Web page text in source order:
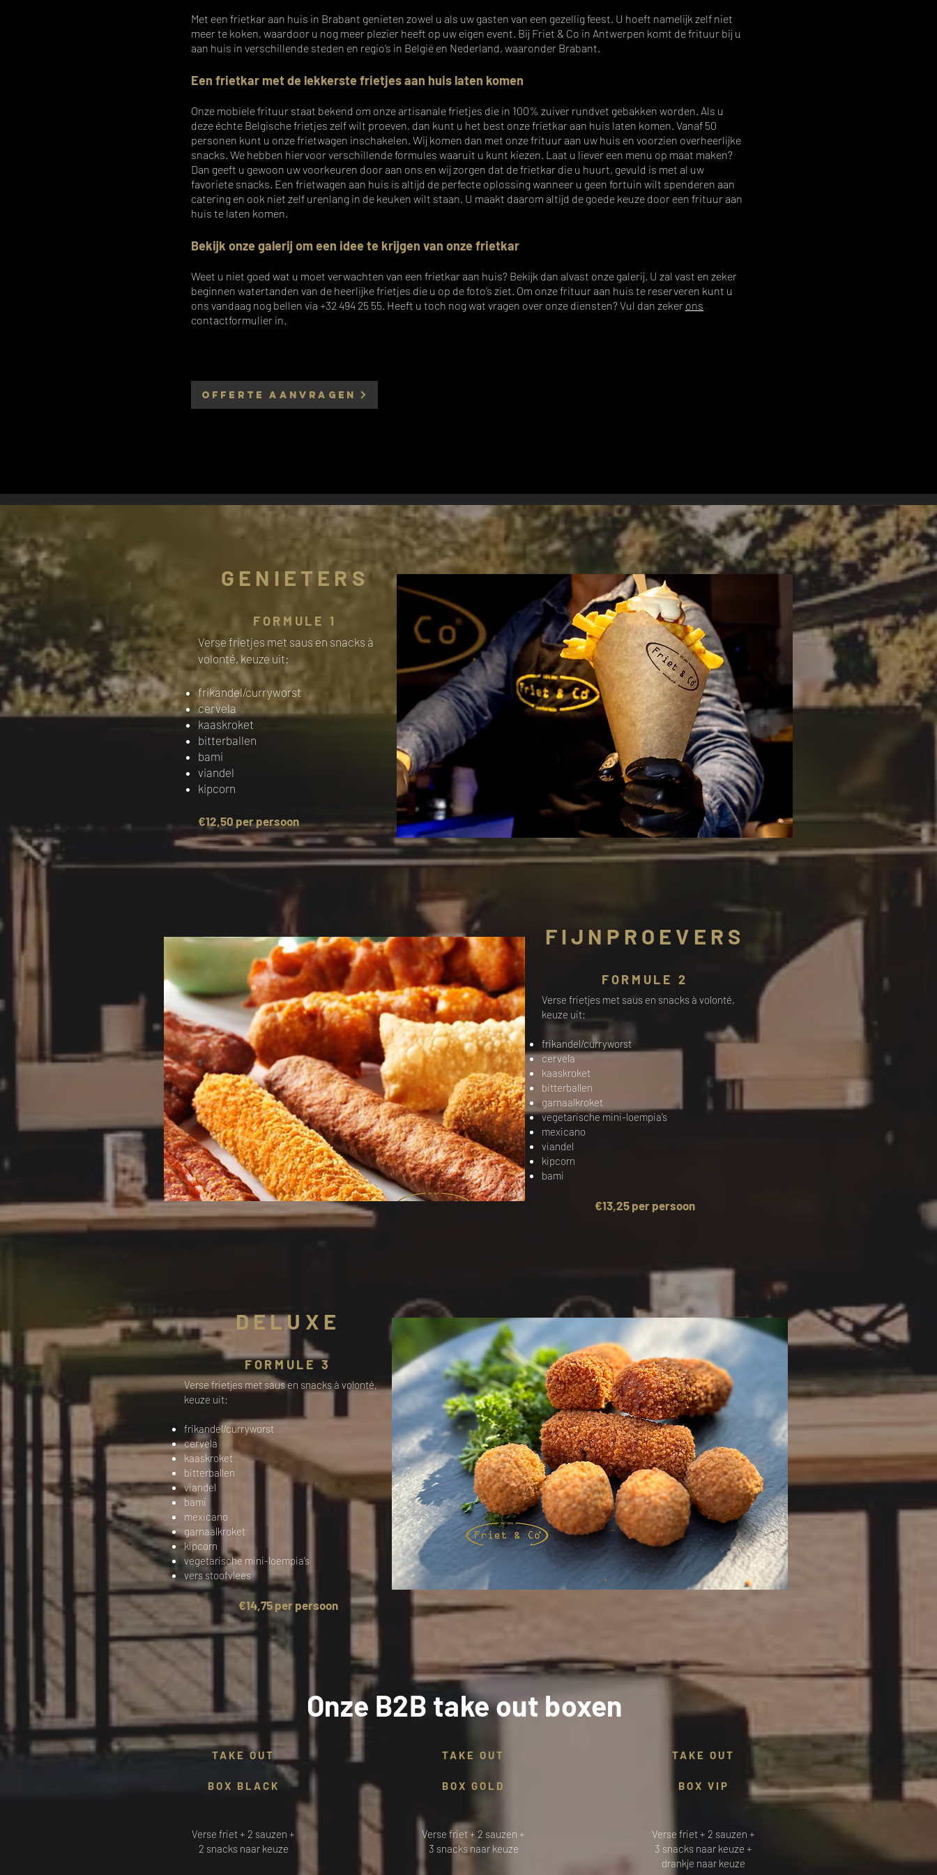
Met een frietkar aan huis in Brabant genieten zowel u als uw gasten van een gezellig feest. U hoeft namelijk zelf niet
meer te koken, waardoor u nog meer plezier heeft op uw eigen event. Bij Friet & Co in Antwerpen komt de frituur bij u
aan huis in verschillende steden en regio’s in België en Nederland, waaronder Brabant.
Een frietkar met de lekkerste frietjes aan huis laten komen
Onze mobiele frituur staat bekend om onze artisanale frietjes die in 100% zuiver rundvet gebakken worden. Als u
deze échte Belgische frietjes zelf wilt proeven, dan kunt u het best onze frietkar aan huis laten komen. Vanaf 50
personen kunt u onze frietwagen inschakelen. Wij komen dan met onze frituur aan uw huis en voorzien overheerlijke
snacks. We hebben hiervoor verschillende formules waaruit u kunt kiezen. Laat u liever een menu op maat maken?
Dan geeft u gewoon uw voorkeuren door aan ons en wij zorgen dat de frietkar die u huurt, gevuld is met al uw
favoriete snacks. Een frietwagen aan huis is altijd de perfecte oplossing wanneer u geen fortuin wilt spenderen aan
catering en ook niet zelf urenlang in de keuken wilt staan. U maakt daarom altijd de goede keuze door een frituur aan
huis te laten komen.
Bekijk onze galerij om een idee te krijgen van onze frietkar
Weet u niet goed wat u moet verwachten van een frietkar aan huis? Bekijk dan alvast onze galerij. U zal vast en zeker
beginnen watertanden van de heerlijke frietjes die u op de foto’s ziet. Om onze frituur aan huis te reserveren kunt u
ons vandaag nog bellen via +32 494 25 55. Heeft u toch nog wat vragen over onze diensten? Vul dan zeker ons
contactformulier in.
OFFERTE AANVRAGEN
GENIETERS
FORMULE 1
Verse frietjes met saus en snacks à
volonté, keuze uit:
frikandel/curryworst
cervela
kaaskroket
bitterballen
bami
viandel
kipcorn
€12,50 per persoon
FIJNPROEVERS
FORMULE 2
Verse frietjes met saus en snacks à volonté,
keuze uit:
frikandel/curryworst
cervela
kaaskroket
bitterballen
garnaalkroket
vegetarische mini-loempia’s
mexicano
viandel
kipcorn
bami
€13,25 per persoon
DELUXE
FORMULE 3
Verse frietjes met saus en snacks à volonté,
keuze uit:
frikandel/curryworst
cervela
kaaskroket
bitterballen
viandel
bami
mexicano
garnaalkroket
kipcorn
vegetarische mini-loempia’s
vers stoofvlees
€14,75 per persoon
TAKE OUT
BOX VIP
Verse friet + 2 sauzen +
3 snacks naar keuze +
drankje naar keuze
TAKE OUT
BOX GOLD
Verse friet + 2 sauzen +
3 snacks naar keuze
TAKE OUT
BOX BLACK
Verse friet + 2 sauzen +
2 snacks naar keuze
Onze B2B take out boxen